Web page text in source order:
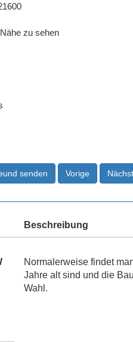
zu sehen
Beschreibung
Normalerweise findet
Jahre alt sind und die
Wahl.